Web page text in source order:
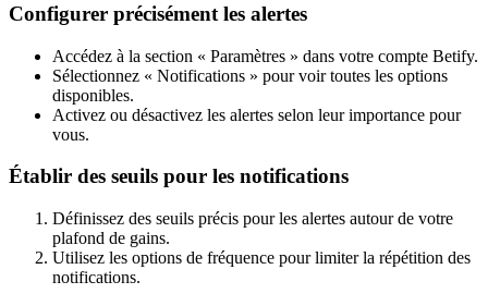
Configurer précisément les alertes
Accédez à la section « Paramètres » dans votre compte Betify.
Sélectionnez « Notifications » pour voir toutes les options
disponibles.
Activez ou désactivez les alertes selon leur importance pour
vous.
Établir des seuils pour les notifications
Définissez des seuils précis pour les alertes autour de votre
plafond de gains.
Utilisez les options de fréquence pour limiter la répétition des
notifications.